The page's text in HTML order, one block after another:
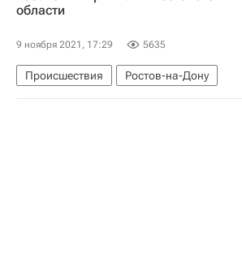
области
9 ноября 2021, 17:29 5635
Происшествия
Ростов-на-Дону
Аксайский район
Суды Россия